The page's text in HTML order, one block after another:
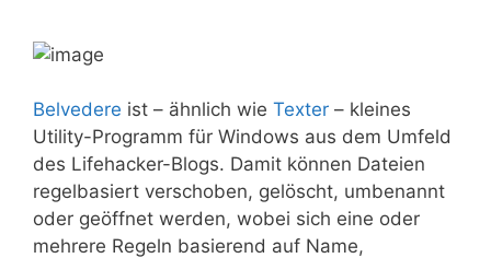
Belvedere ist – ähnlich wie Texter – kleines
Utility-Programm für Windows aus dem Umfeld
des Lifehacker-Blogs. Damit können Dateien
regelbasiert verschoben, gelöscht, umbenannt
oder geöffnet werden, wobei sich eine oder
mehrere Regeln basierend auf Name,